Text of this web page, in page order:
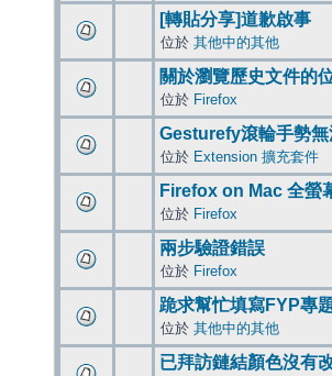
[轉貼分享]道歉啟事
位於 其他中的其他
關於瀏覽歷史文件的
位於 Firefox
Gesturefy滾輪手勢無
位於 Extension 擴充套件
Firefox on Mac 全螢
位於 Firefox
兩步驗證錯誤
位於 Firefox
跪求幫忙填寫FYP專
位於 其他中的其他
已拜訪鏈結顏色沒有